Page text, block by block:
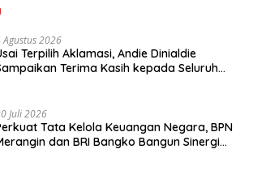
Agustus 2026
Terpilih Aklamasi, Andie Dinialdie
Terima Kasih kepada Seluruh
Juli 2026
Tata Kelola Keuangan Negara, BPN
dan BRI Bangko Bangun Sinergi